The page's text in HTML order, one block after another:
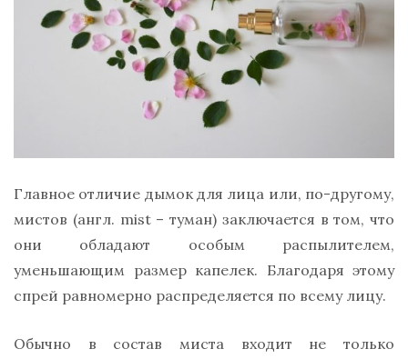
Главное отличие дымок для лица или, по-другому,
мистов (англ. mist – туман) заключается в том, что
они обладают особым распылителем,
уменьшающим размер капелек. Благодаря этому
спрей равномерно распределяется по всему лицу.
Обычно в состав миста входит не только